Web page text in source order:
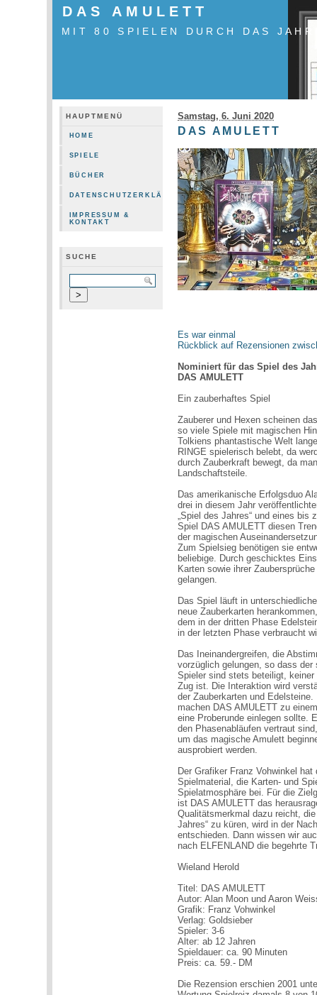
DAS AMULETT
MIT 80 SPIELEN DURCH DAS JAHR
HAUPTMENÜ
HOME
SPIELE
BÜCHER
DATENSCHUTZERKLÄRUNG
IMPRESSUM &
KONTAKT
SUCHE
Samstag, 6. Juni 2020
DAS AMULETT
Es war einmal
Rückblick auf Rezensionen
Nominiert für das Spiel des
DAS AMULETT
Ein zauberhaftes Spiel
Zauberer und Hexen scheinen
so viele Spiele mit magischen
Tolkiens phantastische Welt
RINGE spielerisch belebt, da
durch Zauberkraft bewegt, da
Landschaftsteile.
Das amerikanische Erfolgsduo
drei in diesem Jahr
„Spiel des Jahres“ und eines
Spiel DAS AMULETT diesen
der magischen
Zum Spielsieg benötigen sie
beliebige. Durch geschicktes
Karten sowie ihrer
gelangen.
Das Spiel läuft in
neue Zauberkarten
dem in der dritten Phase
in der letzten Phase verbraucht
Das Ineinandergreifen, die
vorzüglich gelungen, so dass
Spieler sind stets beteiligt,
Zug ist. Die Interaktion wird
der Zauberkarten und
machen DAS AMULETT zu
eine Proberunde einlegen sollte.
den Phasenabläufen vertraut
um das magische Amulett
ausprobiert werden.
Der Grafiker Franz Vohwinkel
Spielmaterial, die Karten- und
Spielatmosphäre bei. Für die
ist DAS AMULETT das
Qualitätsmerkmal dazu reicht,
Jahres“ zu küren, wird in der
entschieden. Dann wissen wir
nach ELFENLAND die begehrte
Wieland Herold
Titel: DAS AMULETT
Autor: Alan Moon und Aaron
Grafik: Franz Vohwinkel
Verlag: Goldsieber
Spieler: 3-6
Alter: ab 12 Jahren
Spieldauer: ca. 90 Minuten
Preis: ca. 59.- DM
Die Rezension erschien 2001